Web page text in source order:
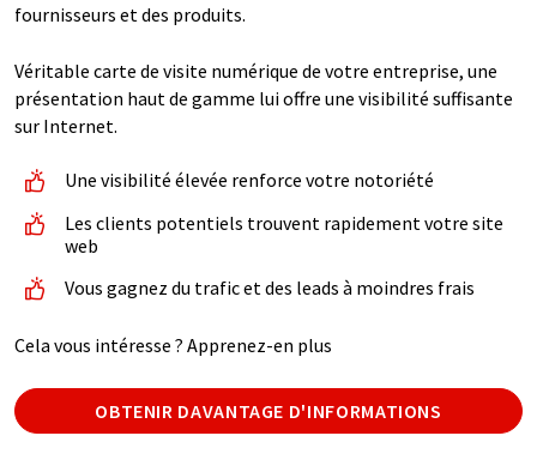
fournisseurs et des produits.
Véritable carte de visite numérique de votre entreprise, une
présentation haut de gamme lui offre une visibilité suffisante
sur Internet.
Une visibilité élevée renforce votre notoriété
Les clients potentiels trouvent rapidement votre site
web
Vous gagnez du trafic et des leads à moindres frais
Cela vous intéresse ? Apprenez-en plus
OBTENIR DAVANTAGE D'INFORMATIONS